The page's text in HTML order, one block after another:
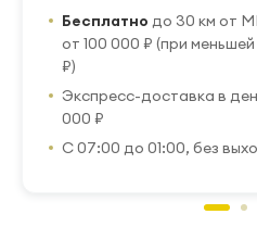
Бесплатно до 30 км от
от 100 000 ₽ (при
₽)
Экспресс-доставка в
000 ₽
С 07:00 до 01:00, без